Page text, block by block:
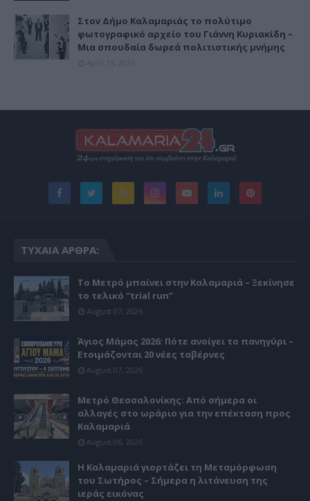
Στον Δήμο Καλαμαριάς το πολύτιμο
φωτογραφικό αρχείο του Γιάννη Κυριακίδη –
Μια σπουδαία δωρεά πολιτιστικής μνήμης
ΤΥΧΑΊΑ ΆΡΘΡΑ:
Το Μετρό μπαίνει στην Καλαμαριά – Ξεκίνησε
το τελικό “trial run”
August 07, 2026
Άγιος Μάμας 2026: Πότε ανοίγει το πανηγύρι –
Ετοιμάζονται 20 νέες ταβέρνες
August 07, 2026
Μετρό Θεσσαλονίκης: Από σήμερα οι
αλλαγές στο ωράριο για την επέκταση προς
Καλαμαριά
August 06, 2026
Η Καλαμαριά γιορτάζει τη Μεταμόρφωση
του Σωτήρος – Σήμερα η λιτάνευση της
ιεράς εικόνας